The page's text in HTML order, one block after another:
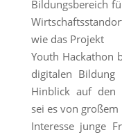
Bildungsbereich
wie das Projekt
Youth Hackathon
digitalen
Hinblick auf den
sei es von großem
Interesse junge